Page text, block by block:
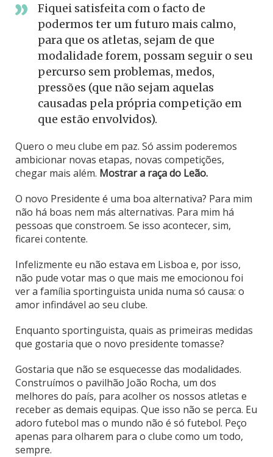
Fiquei satisfeita com o facto de
podermos ter um futuro mais calmo,
para que os atletas, sejam de que
modalidade forem, possam seguir o seu
percurso sem problemas, medos,
pressões (que não sejam aquelas
causadas pela própria competição em
que estão envolvidos).
Quero o meu clube em paz. Só assim poderemos
ambicionar novas etapas, novas competições,
chegar mais além. Mostrar a raça do Leão.
O novo Presidente é uma boa alternativa? Para mim
não há boas nem más alternativas. Para mim há
pessoas que constroem. Se isso acontecer, sim,
ficarei contente.
Infelizmente eu não estava em Lisboa e, por isso,
não pude votar mas o que mais me emocionou foi
ver a família sportinguista unida numa só causa: o
amor infindável ao seu clube.
Enquanto sportinguista, quais as primeiras medidas
que gostaria que o novo presidente tomasse?
Gostaria que não se esquecesse das modalidades.
Construímos o pavilhão João Rocha, um dos
melhores do país, para acolher os nossos atletas e
receber as demais equipas. Que isso não se perca. Eu
adoro futebol mas o mundo não é só futebol. Peço
apenas para olharem para o clube como um todo,
sempre.